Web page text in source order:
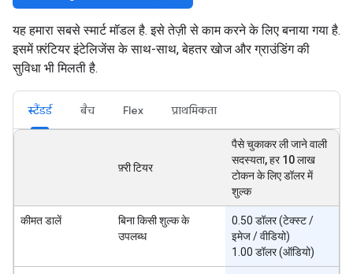
यह हमारा सबसे स्मार्ट मॉडल है. इसे तेज़ी से काम करने के लिए बनाया गया है.
इसमें फ़्रंटियर इंटेलिजेंस के साथ-साथ, बेहतर खोज और ग्राउंडिंग की
सुविधा भी मिलती है.
स्टैंडर्ड बैच Flex प्राथमिकता
फ़्री टियर
पैसे चुकाकर ली जाने वाली
सदस्यता, हर 10 लाख
टोकन के लिए डॉलर में
शुल्क
कीमत डालें
बिना किसी शुल्क के
उपलब्ध
0.50 डॉलर (टेक्स्ट /
इमेज / वीडियो)
1.00 डॉलर (ऑडियो)